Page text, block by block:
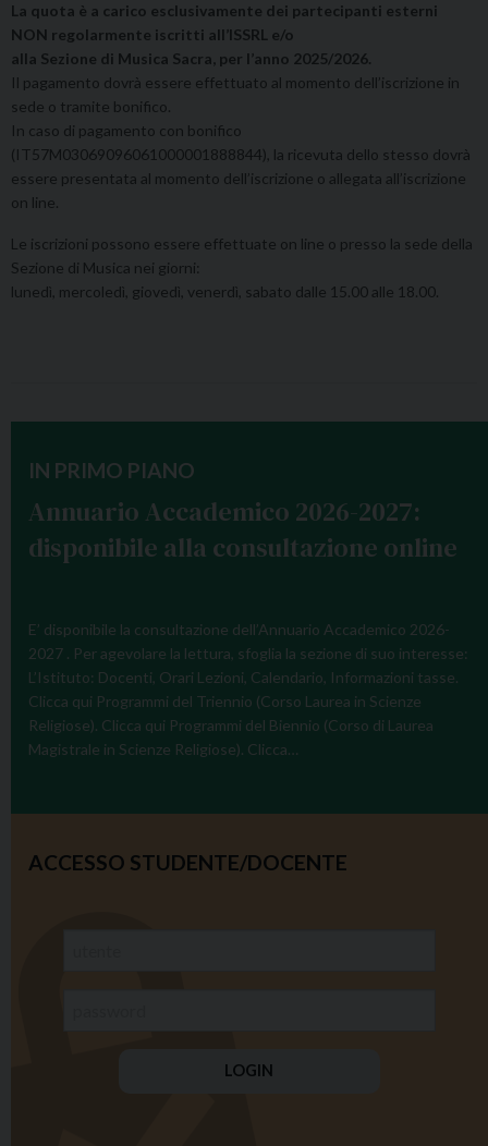
La quota è a carico esclusivamente dei partecipanti esterni
NON regolarmente iscritti all’ISSRL e/o
alla Sezione di Musica Sacra, per l’anno 2025/2026.
Il pagamento dovrà essere effettuato al momento dell’iscrizione in
sede o tramite bonifico.
In caso di pagamento con bonifico
(IT57M03069096061000001888844), la ricevuta dello stesso dovrà
essere presentata al momento dell’iscrizione o allegata all’iscrizione
on line.
Le iscrizioni possono essere effettuate on line o presso la sede della
Sezione di Musica nei giorni:
lunedì, mercoledì, giovedì, venerdì, sabato dalle 15.00 alle 18.00.
IN PRIMO PIANO
Annuario Accademico 2026-2027:
disponibile alla consultazione online
E’ disponibile la consultazione dell’Annuario Accademico 2026-
2027 . Per agevolare la lettura, sfoglia la sezione di suo interesse:
L’Istituto: Docenti, Orari Lezioni, Calendario, Informazioni tasse.
Clicca qui Programmi del Triennio (Corso Laurea in Scienze
Religiose). Clicca qui Programmi del Biennio (Corso di Laurea
Magistrale in Scienze Religiose). Clicca…
ACCESSO STUDENTE/DOCENTE